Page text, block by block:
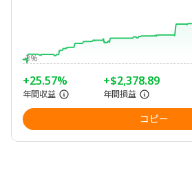
-3%
+25.57%
年間収益
+$2,378.89
年間損益
コピー